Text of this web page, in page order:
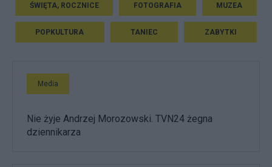
ŚWIĘTA, ROCZNICE FOTOGRAFIA MUZEA
POPKULTURA TANIEC ZABYTKI
Media
Nie żyje Andrzej Morozowski. TVN24 żegna
dziennikarza